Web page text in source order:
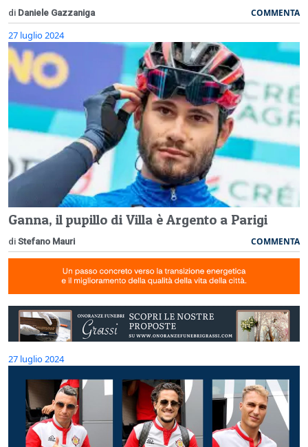
di Daniele Gazzaniga COMMENTA
27 luglio 2024
Ganna, il pupillo di Villa è Argento a Parigi
di Stefano Mauri COMMENTA
27 luglio 2024